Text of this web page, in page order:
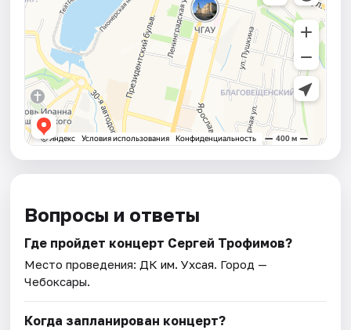
Вопросы и ответы
Где пройдет концерт Сергей Трофимов?
Место проведения: ДК им. Ухсая. Город —
Чебоксары.
Когда запланирован концерт?